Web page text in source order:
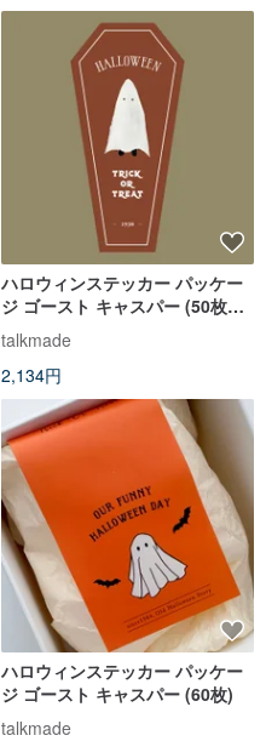
ハロウィンステッカー パッケー
ジ ゴースト キャスパー (50枚入
り)
talkmade
2,134円
ハロウィンステッカー パッケー
ジ ゴースト キャスパー (60枚)
talkmade